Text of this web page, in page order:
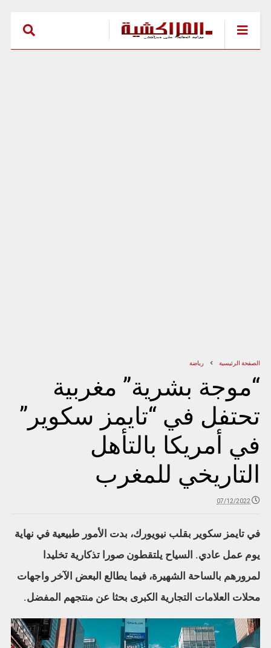
الصفحة الرئيسية رياضة
“موجة بشرية” مغربية
تحتفل في “تايمز سكوير”
في أمريكا بالتأهل
التاريخي للمغرب
07/12/2022
في تايمز سكوير بقلب نيويورك، بدت الأمور طبيعية في نهاية
يوم عمل عادي. السياح يلتقطون صورا تذكارية تخليدا
لمرورهم بالساحة الشهيرة، فيما يطالع البعض الآخر واجهات
محلات العلامات التجارية الكبرى بحثا عن منتجهم المفضل.